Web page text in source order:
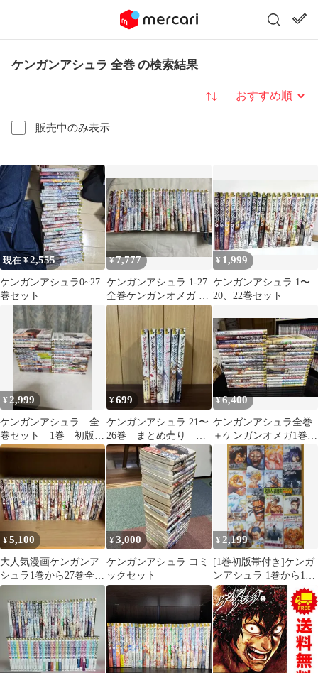
ケンガンアシュラ 全巻 の検索結果
販売中のみ表示
並び替え
現在 ¥2,555
ケンガンアシュラ0~27
巻セット
¥7,777
ケンガンアシュラ 1-27
全巻ケンガンオメガ 1-
24巻 セット
¥ 1,999
ケンガンアシュラ 1〜
20、22巻セット
¥ 2,999
ケンガンアシュラ 全
巻セット 1巻 初版
帯付き
¥699
ケンガンアシュラ 21〜
26巻 まとめ売り 漫
画 本
¥6,400
ケンガンアシュラ全巻
＋ケンガンオメガ1巻〜
¥5,100
大人気漫画ケンガンア
シュラ1巻から27巻全巻
完結まとめ売りセット1
巻2巻初版
¥3,000
ケンガンアシュラ コミ
ックセット
¥2,199
[1巻初版帯付き]ケンガ
ンアシュラ 1巻から16
巻セット